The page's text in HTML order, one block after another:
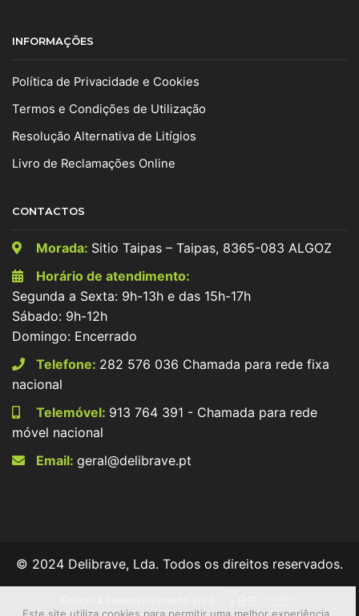
INFORMAÇÕES
Política de Privacidade e Cookies
Termos e Condições de Utilização
Resolução Alternativa de Litígios
Livro de Reclamações Online
CONTACTOS
Morada: Sitio Taipas – Taipas, 8365-083 ALGOZ
Horário de atendimento:
Segunda a Sexta: 9h-13h e das 15h-17h
Sábado: 9h-12h
Domingo: Encerrado
Telefone: 282 576 036 Chamada para rede fixa
nacional
Telemóvel: 913 764 391 - Chamada para rede
móvel nacional
Email: geral@delibrave.pt
© 2024 Delibrave, Lda. Todos os direitos reservados.